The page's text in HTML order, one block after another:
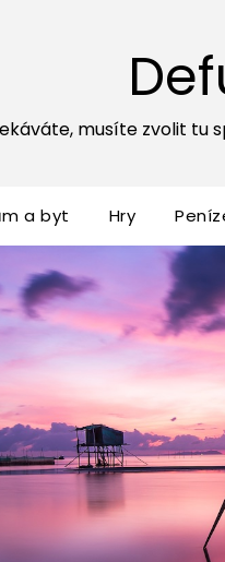
musíte zvolit tu
a byt Hry